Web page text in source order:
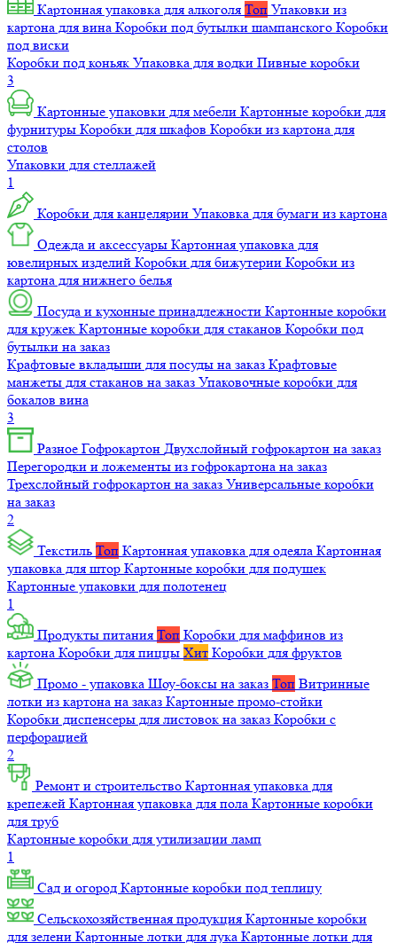
Картонная упаковка для алкоголя Топ Упаковки из
картона для вина Коробки под бутылки шампанского Коробки
под виски
Коробки под коньяк Упаковка для водки Пивные коробки
3
Картонные упаковки для мебели Картонные коробки для
фурнитуры Коробки для шкафов Коробки из картона для
столов
Упаковки для стеллажей
1
Коробки для канцелярии Упаковка для бумаги из картона
Одежда и аксессуары Картонная упаковка для
ювелирных изделий Коробки для бижутерии Коробки из
картона для нижнего белья
Посуда и кухонные принадлежности Картонные коробки
для кружек Картонные коробки для стаканов Коробки под
бутылки на заказ
Крафтовые вкладыши для посуды на заказ Крафтовые
манжеты для стаканов на заказ Упаковочные коробки для
бокалов вина
3
Разное Гофрокартон Двухслойный гофрокартон на заказ
Перегородки и ложементы из гофрокартона на заказ
Трехслойный гофрокартон на заказ Универсальные коробки
на заказ
2
Текстиль Топ Картонная упаковка для одеяла Картонная
упаковка для штор Картонные коробки для подушек
Картонные упаковки для полотенец
1
Продукты питания Топ Коробки для маффинов из
картона Коробки для пиццы Хит Коробки для фруктов
Промо - упаковка Шоу-боксы на заказ Топ Витринные
лотки из картона на заказ Картонные промо-стойки
Коробки диспенсеры для листовок на заказ Коробки с
перфорацией
2
Ремонт и строительство Картонная упаковка для
крепежей Картонная упаковка для пола Картонные коробки
для труб
Картонные коробки для утилизации ламп
1
Сад и огород Картонные коробки под теплицу
Сельскохозяйственная продукция Картонные коробки
для зелени Картонные лотки для лука Картонные лотки для